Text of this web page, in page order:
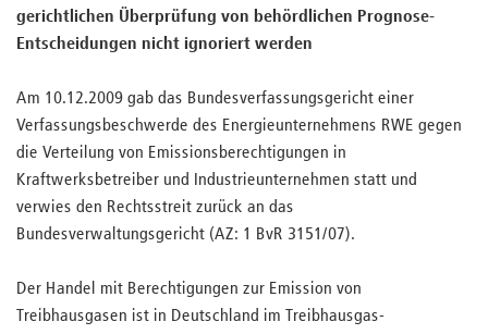
gerichtlichen Überprüfung von behördlichen Prognose-
Entscheidungen nicht ignoriert werden
Am 10.12.2009 gab das Bundesverfassungsgericht einer
Verfassungsbeschwerde des Energieunternehmens RWE gegen
die Verteilung von Emissionsberechtigungen in
Kraftwerksbetreiber und Industrieunternehmen statt und
verwies den Rechtsstreit zurück an das
Bundesverwaltungsgericht (AZ: 1 BvR 3151/07).
Der Handel mit Berechtigungen zur Emission von
Treibhausgasen ist in Deutschland im Treibhausgas-